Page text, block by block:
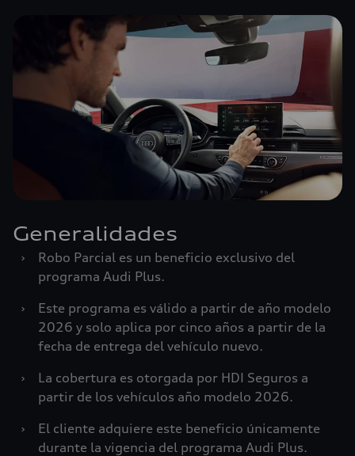
Generalidades
›
Robo Parcial es un beneficio exclusivo del
programa Audi Plus.
›
Este programa es válido a partir de año modelo
2026 y solo aplica por cinco años a partir de la
fecha de entrega del vehículo nuevo.
›
La cobertura es otorgada por HDI Seguros a
partir de los vehículos año modelo 2026.
›
El cliente adquiere este beneficio únicamente
durante la vigencia del programa Audi Plus.